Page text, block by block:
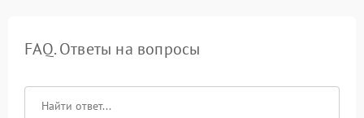
FAQ. Ответы на вопросы